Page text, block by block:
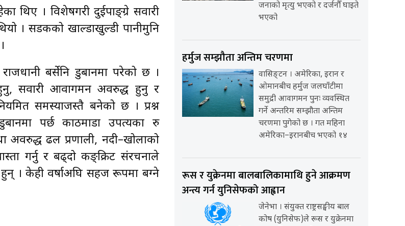
थिए । विशेषगरी दुईपाङ्ग्रे सवारी
। सडकको खाल्डाखुल्डी पानीमुनि
बर्सेनि डुबानमा परेको छ ।
सवारी आवागमन अवरुद्ध हुनु र
समस्याजस्तै बनेको छ । प्रश्न
पर्छ काठमाडौँ उपत्यका रु
अवरुद्ध ढल प्रणाली, नदी–खोलाको
गर्नु र बढ्दो कङ्क्रिट संरचनाले
। केही वर्षाअघि सहज रूपमा बग्ने
जनाको मृत्यु भएको र दर्जनौँ घाइते
भएको
हर्मुज सम्झौता अन्तिम चरणमा
वासिङ्टन । अमेरिका, इरान र
ओमानबीच हर्मुज जलघाँटीमा
समुद्री आवागमन पुनः व्यवस्थित
गर्ने अन्तरिम सम्झौता अन्तिम
चरणमा पुगेको छ । गत महिना
अमेरिका–इरानबीच भएको १४
रूस र युक्रेनमा बालबालिकामाथि हुने आक्रमण
अन्त्य गर्न युनिसेफको आह्वान
जेनेभा । संयुक्त राष्ट्रसङ्घीय बाल
कोष (युनिसेफ)ले रूस र युक्रेनमा